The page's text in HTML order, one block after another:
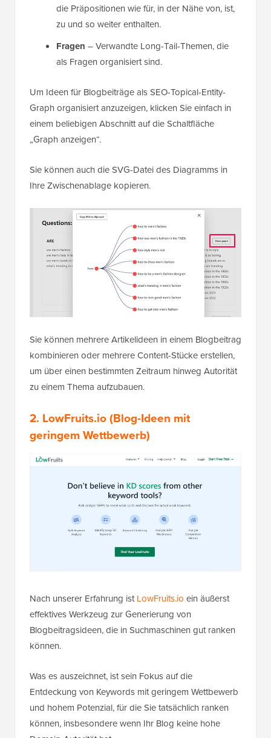
die Präpositionen wie für, in der Nähe von, ist,
zu und so weiter enthalten.
Fragen – Verwandte Long-Tail-Themen, die
als Fragen organisiert sind.
Um Ideen für Blogbeiträge als SEO-Topical-Entity-
Graph organisiert anzuzeigen, klicken Sie einfach in
einem beliebigen Abschnitt auf die Schaltfläche
„Graph anzeigen“.
Sie können auch die SVG-Datei des Diagramms in
Ihre Zwischenablage kopieren.
Sie können mehrere Artikelideen in einem Blogbeitrag
kombinieren oder mehrere Content-Stücke erstellen,
um über einen bestimmten Zeitraum hinweg Autorität
zu einem Thema aufzubauen.
2. LowFruits.io(Blog-Ideen mit
geringem Wettbewerb)
Nach unserer Erfahrung istLowFruits.io ein äußerst
effektives Werkzeug zur Generierung von
Blogbeitragsideen, die in Suchmaschinen gut ranken
können.
Was es auszeichnet, ist sein Fokus auf die
Entdeckung von Keywords mit geringem Wettbewerb
und hohem Potenzial, für die Sie tatsächlich ranken
können, insbesondere wenn Ihr Blog keine hohe